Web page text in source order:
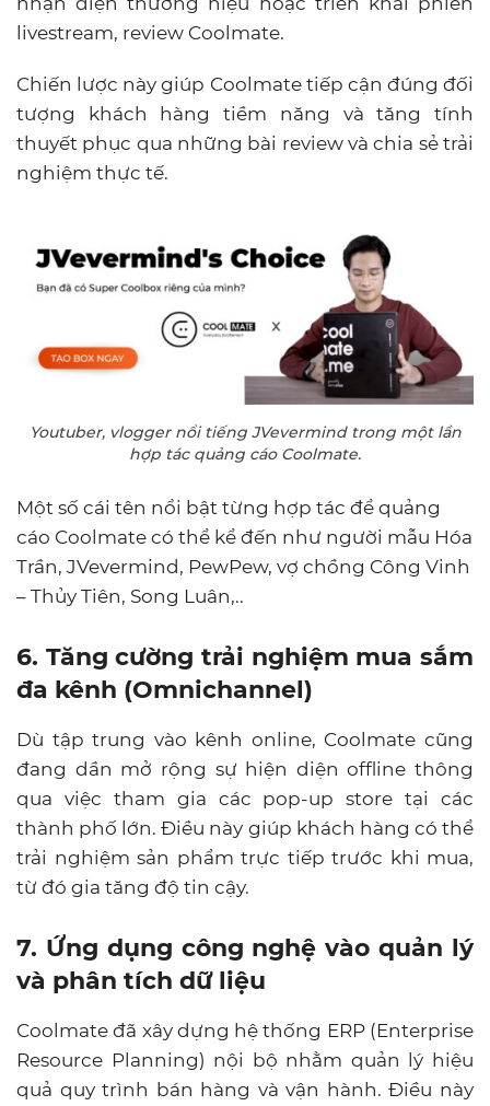
livestream, review Coolmate.
Chiến lược này giúp Coolmate tiếp cận đúng đối
tượng khách hàng tiềm năng và tăng tính
thuyết phục qua những bài review và chia sẻ trải
nghiệm thực tế.
Youtuber, vlogger nổi tiếng JVevermind trong một lần
hợp tác quảng cáo Coolmate.
Một số cái tên nổi bật từng hợp tác để quảng
cáo Coolmate có thể kể đến như người mẫu Hóa
Trần, JVevermind, PewPew, vợ chồng Công Vinh
– Thủy Tiên, Song Luân,..
6. Tăng cường trải nghiệm mua sắm
đa kênh (Omnichannel)
Dù tập trung vào kênh online, Coolmate cũng
đang dần mở rộng sự hiện diện offline thông
qua việc tham gia các pop-up store tại các
thành phố lớn. Điều này giúp khách hàng có thể
trải nghiệm sản phẩm trực tiếp trước khi mua,
từ đó gia tăng độ tin cậy.
7. Ứng dụng công nghệ vào quản lý
và phân tích dữ liệu
Coolmate đã xây dựng hệ thống ERP (Enterprise
Resource Planning) nội bộ nhằm quản lý hiệu
quả quy trình bán hàng và vận hành. Điều này